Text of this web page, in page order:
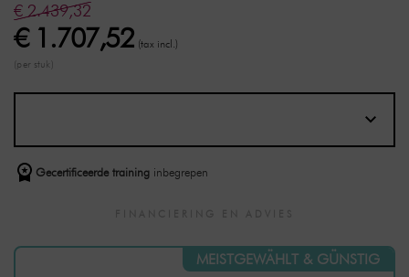
€ 2.439,32
€ 1.707,52 (tax incl.)
(per stuk)
Gecertificeerde training inbegrepen
MEISTGEWÄHLT & GÜNSTIG